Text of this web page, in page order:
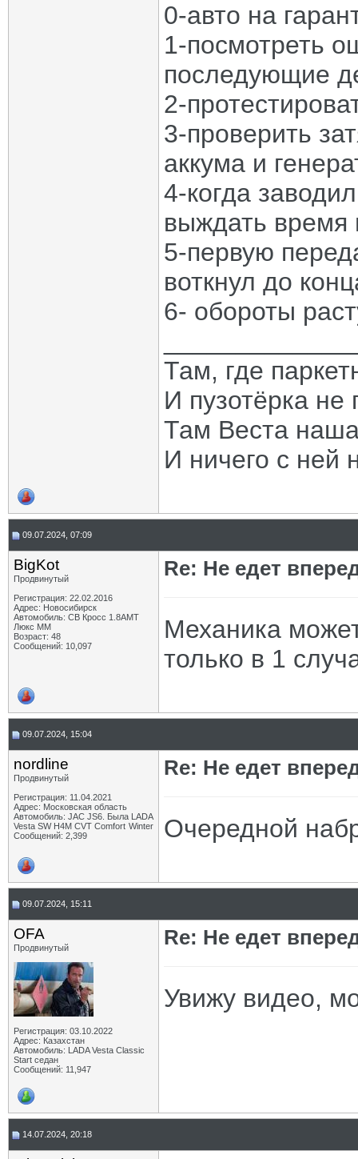
0-авто на
1-посмотреть
последующие
2-
3-проверить
аккума и
4-когда
выждать время
5-первую
воткнул до
6- обороты
Там, где
И пузотёрка не
Там Веста
И ничего с ней
09.07.2024, 07:09
BigKot
Продвинутый
Регистрация: 22.02.2016
Адрес: Новосибирск
Автомобиль: СВ Кросс 1.8АМТ
Люкс ММ
Возраст: 48
Сообщений: 10,097
Re: Не едет
Механика
только в 1
09.07.2024, 15:04
nordline
Продвинутый
Регистрация: 11.04.2021
Адрес: Московская область
Автомобиль: JAC JS6. Была LADA
Vesta SW H4M CVT Comfort Winter
Сообщений: 2,399
Re: Не едет
Очередной
09.07.2024, 15:11
OFA
Продвинутый
Регистрация: 03.10.2022
Адрес: Казахстан
Автомобиль: LADA Vesta Classic
Start седан
Сообщений: 11,947
Re: Не едет
Увижу видео,
14.07.2024, 20:18